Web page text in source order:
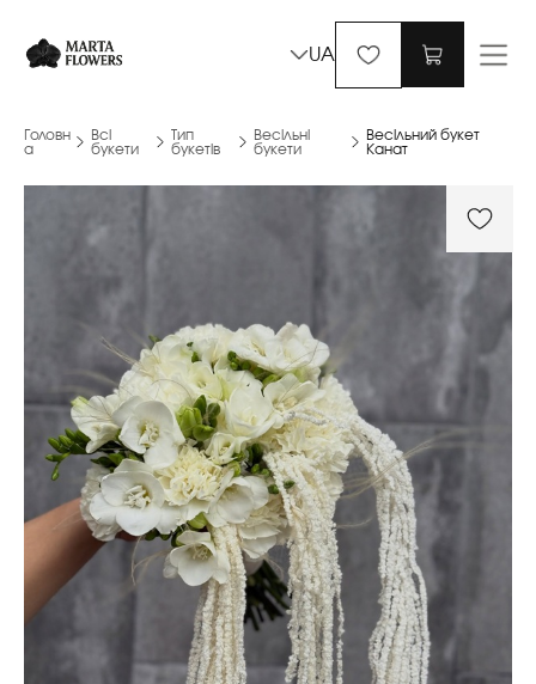
UA
Головн
а
Всі
букети
Тип
букетів
Весільні
букети
Весільний букет
Канат